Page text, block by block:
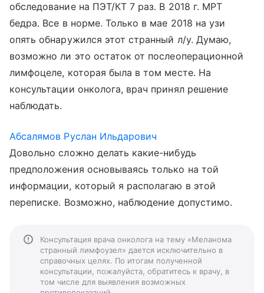
обследование на ПЭТ/КТ 7 раз. В 2018 г. МРТ
бедра. Все в норме. Только в мае 2018 на узи
опять обнаружился этот странный л/у. Думаю,
возможно ли это остаток от послеоперационной
лимфоцеле, которая была в том месте. На
консультации онколога, врач принял решение
наблюдать.
Абсалямов Руслан Ильдарович
Довольно сложно делать какие-нибудь
предположения основываясь только на той
информации, который я располагаю в этой
переписке. Возможно, наблюдение допустимо.
Консультация врача онколога на тему «Меланома
странный лимфоузел» дается исключительно в
справочных целях. По итогам полученной
консультации, пожалуйста, обратитесь к врачу, в
том числе для выявления возможных